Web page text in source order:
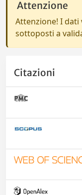
Attenzione
Attenzione! I dati
sottoposti a
Citazioni